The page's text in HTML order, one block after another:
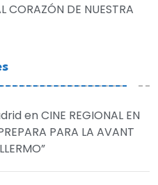
CORAZÓN DE NUESTRA
enCINE REGIONAL EN
PARA LA AVANT